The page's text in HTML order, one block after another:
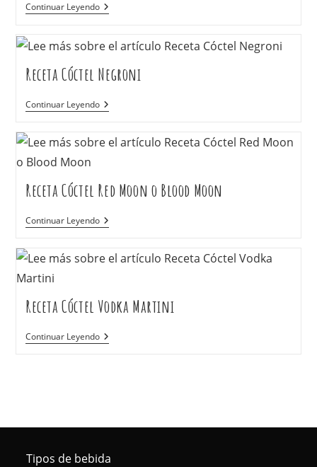
Continuar Leyendo
Receta Cóctel Negroni
Continuar Leyendo
Receta Cóctel Red Moon o Blood Moon
Continuar Leyendo
Receta Cóctel Vodka Martini
Continuar Leyendo
Tipos de bebida